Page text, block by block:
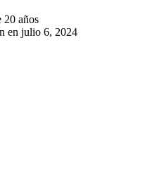
20 años
en julio 6, 2024